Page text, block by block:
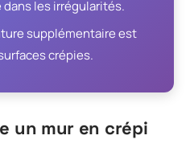
les irrégularités.
supplémentaire est
crépies.
un mur en crépi